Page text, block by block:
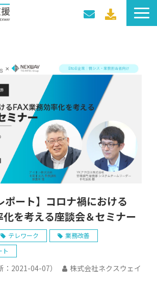
料金プラン
セミナー・イベント
ポート】コロナ禍における
化を考える座談会＆セミナー
テレワーク
業務改善
ト
： 2021-04-07）
株式会社ネクスウェイ